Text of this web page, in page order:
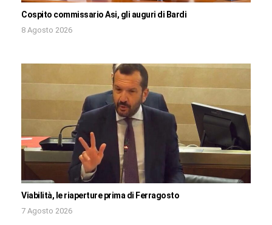
Cospito commissario Asi, gli auguri di Bardi
8 Agosto 2026
Viabilità, le riaperture prima di Ferragosto
7 Agosto 2026